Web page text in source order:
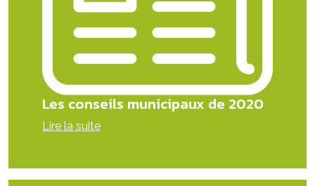
Les conseils municipaux de 2020
Lire la suite